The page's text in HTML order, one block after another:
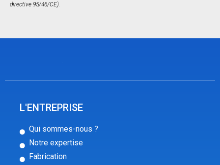
directive 95/46/CE).
L'ENTREPRISE
Qui sommes-nous ?
Notre expertise
Fabrication